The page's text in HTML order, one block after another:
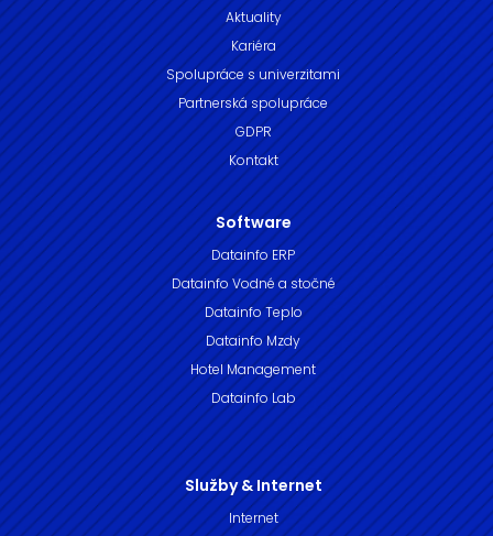
Aktuality
Kariéra
Spolupráce s univerzitami
Partnerská spolupráce
GDPR
Kontakt
Software
Datainfo ERP
Datainfo Vodné a stočné
Datainfo Teplo
Datainfo Mzdy
Hotel Management
Datainfo Lab
Služby & Internet
Internet